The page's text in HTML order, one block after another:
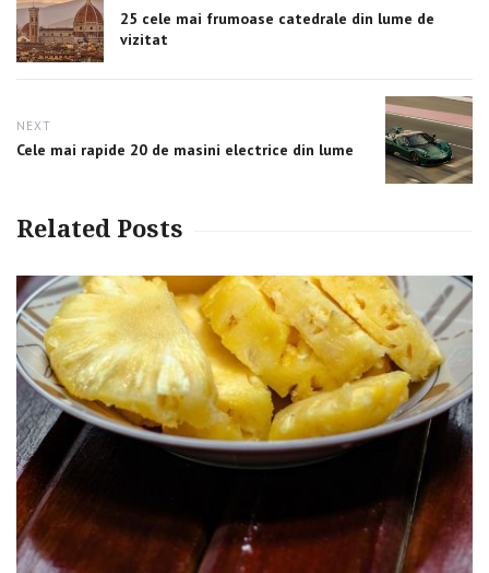
navigation
Previous
post:
25 cele mai frumoase catedrale din lume de
vizitat
NEXT
Next
Cele mai rapide 20 de masini electrice din lume
Related Posts